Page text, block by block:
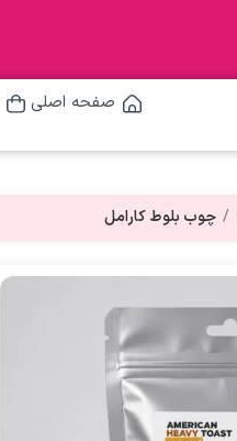
صفحه اصلی
چوب بلوط کارامل